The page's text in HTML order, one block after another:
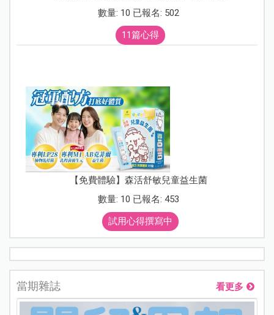
數量: 10 已報名: 502
11篇心得
【免費體驗】森活舒敏兒童益生菌
數量: 10 已報名: 453
試用心得撰寫中
當期雜誌 看更多